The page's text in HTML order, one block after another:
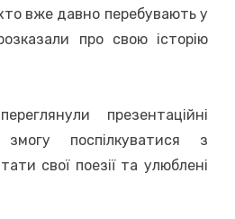
хто вже давно перебувають у
про свою історію
презентаційні
поспілкуватися з
свої поезії та улюблені